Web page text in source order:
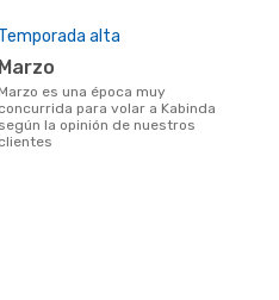
Temporada alta
marzo
marzo es una época muy
concurrida para volar a Kabinda
según la opinión de nuestros
clientes